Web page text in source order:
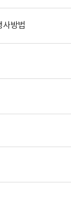
사방법